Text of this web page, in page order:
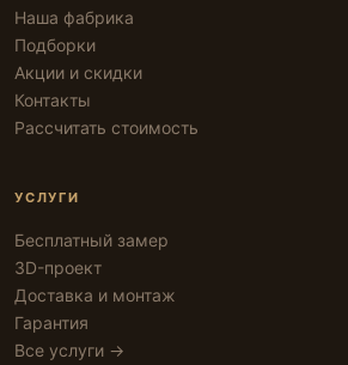
Наша фабрика
Подборки
Акции и скидки
Контакты
Рассчитать стоимость
УСЛУГИ
Бесплатный замер
3D-проект
Доставка и монтаж
Гарантия
Все услуги →